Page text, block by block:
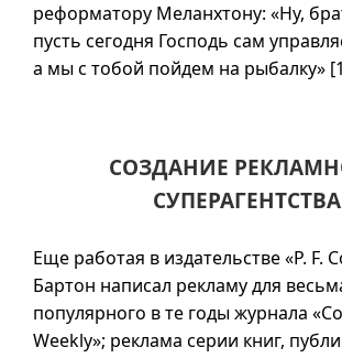
реформатору Меланхтону: «Ну,
пусть сегодня Господь сам
а мы с тобой пойдем на рыбалку»
СОЗДАНИЕ
СУПЕРАГЕНТСТВА
Еще работая в издательстве «P. F.
Бартон написал рекламу для
популярного в те годы журнала
Weekly»; реклама серии книг,